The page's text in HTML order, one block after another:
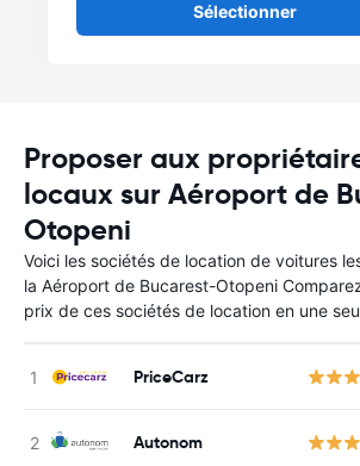
Sélectionner
Proposer aux
locaux sur Aéroport de
Otopeni
Voici les sociétés de location de voitures
la Aéroport de Bucarest-Otopeni
prix de ces sociétés de location en une
PriceCarz
Autonom